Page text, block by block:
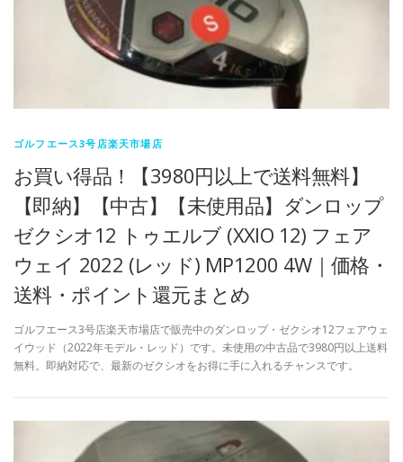
ゴルフエース3号店楽天市場店
お買い得品！【3980円以上で送料無料】
【即納】【中古】【未使用品】ダンロップ
ゼクシオ12 トゥエルブ (XXIO 12) フェア
ウェイ 2022 (レッド) MP1200 4W｜価格・
送料・ポイント還元まとめ
ゴルフエース3号店楽天市場店で販売中のダンロップ・ゼクシオ12フェアウェ
イウッド（2022年モデル・レッド）です。未使用の中古品で3980円以上送料
無料。即納対応で、最新のゼクシオをお得に手に入れるチャンスです。